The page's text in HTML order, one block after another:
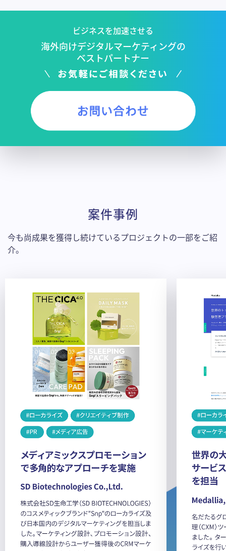
ビジネスを加速させる
海外向けデジタルマーケティングの
ベストパートナー
案件事例
今も尚成果を獲得し続けているプロジェクトの一部をご紹
介。